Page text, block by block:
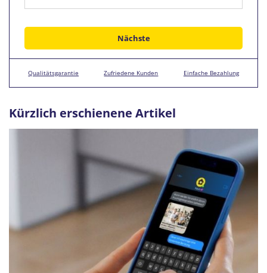
Qualitätsgarantie Zufriedene Kunden Einfache Bezahlung
Kürzlich erschienene Artikel